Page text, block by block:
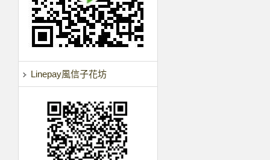
Linepay風信子花坊